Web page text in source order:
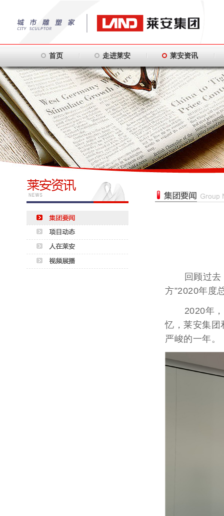
首页 走进莱安 莱安资讯
回顾过去，
方”2020年度
2020年，是
忆，莱安集团
严峻的一年。